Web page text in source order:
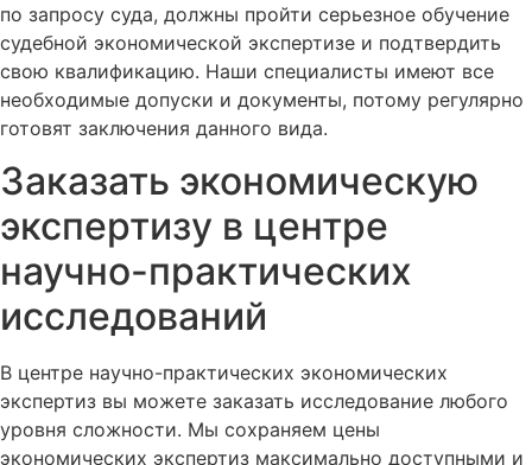
по запросу суда, должны пройти серьезное обучение
судебной экономической экспертизе и подтвердить
свою квалификацию. Наши специалисты имеют все
необходимые допуски и документы, потому регулярно
готовят заключения данного вида.
Заказать экономическую
экспертизу в центре
научно-практических
исследований
В центре научно-практических экономических
экспертиз вы можете заказать исследование любого
уровня сложности. Мы сохраняем цены
экономических экспертиз максимально доступными и